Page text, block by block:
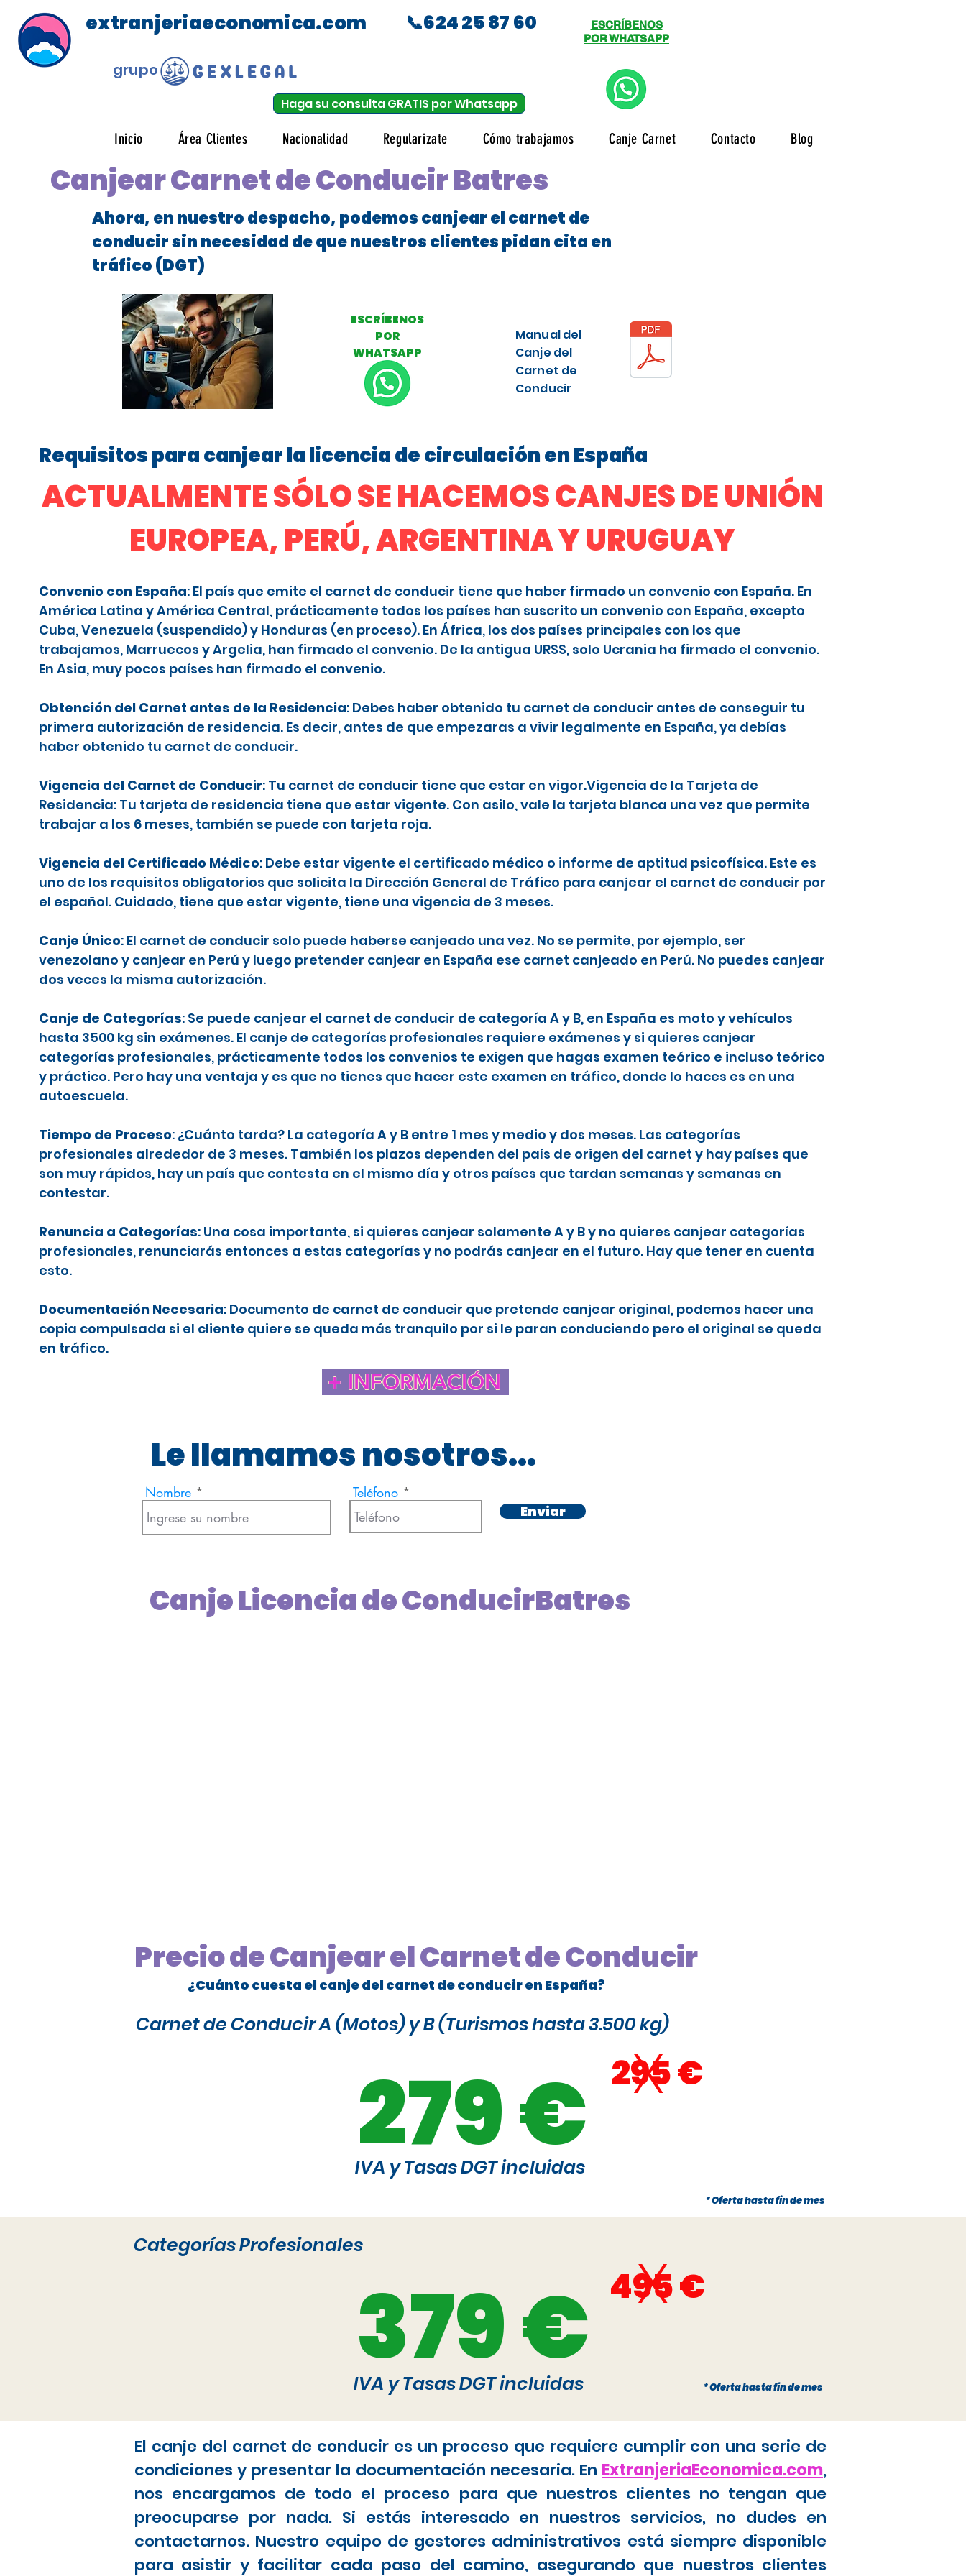
extranjeriaeconomica.com
grupo
📞624 25 87 60
Haga su consulta GRATIS por Whatsapp
ESCRÍBENOS
POR WHATSAPP
Inicio Área Clientes Nacionalidad Regularizate Cómo trabajamos Canje Carnet Contacto Blog
Canjear Carnet de Conducir Batres
Ahora, en nuestro despacho, podemos canjear el carnet de
conducir sin necesidad de que nuestros clientes pidan cita en
tráfico (DGT)
ESCRÍBENOS
POR
WHATSAPP
Manual del
Canje del
Carnet de
Conducir
Requisitos para canjear la licencia de circulación en España
ACTUALMENTE SÓLO SE HACEMOS CANJES DE UNIÓN
EUROPEA, PERÚ, ARGENTINA Y URUGUAY
Convenio con España: El país que emite el carnet de conducir tiene que haber firmado un convenio con España. En
América Latina y América Central, prácticamente todos los países han suscrito un convenio con España, excepto
Cuba, Venezuela (suspendido) y Honduras (en proceso). En África, los dos países principales con los que
trabajamos, Marruecos y Argelia, han firmado el convenio. De la antigua URSS, solo Ucrania ha firmado el convenio.
En Asia, muy pocos países han firmado el convenio.
Obtención del Carnet antes de la Residencia: Debes haber obtenido tu carnet de conducir antes de conseguir tu
primera autorización de residencia. Es decir, antes de que empezaras a vivir legalmente en España, ya debías
haber obtenido tu carnet de conducir.
Vigencia del Carnet de Conducir: Tu carnet de conducir tiene que estar en vigor.Vigencia de la Tarjeta de
Residencia: Tu tarjeta de residencia tiene que estar vigente. Con asilo, vale la tarjeta blanca una vez que permite
trabajar a los 6 meses, también se puede con tarjeta roja.
Vigencia del Certificado Médico: Debe estar vigente el certificado médico o informe de aptitud psicofísica. Este es
uno de los requisitos obligatorios que solicita la Dirección General de Tráfico para canjear el carnet de conducir por
el español. Cuidado, tiene que estar vigente, tiene una vigencia de 3 meses.
Canje Único: El carnet de conducir solo puede haberse canjeado una vez. No se permite, por ejemplo, ser
venezolano y canjear en Perú y luego pretender canjear en España ese carnet canjeado en Perú. No puedes canjear
dos veces la misma autorización.
Canje de Categorías: Se puede canjear el carnet de conducir de categoría A y B, en España es moto y vehículos
hasta 3500 kg sin exámenes. El canje de categorías profesionales requiere exámenes y si quieres canjear
categorías profesionales, prácticamente todos los convenios te exigen que hagas examen teórico e incluso teórico
y práctico. Pero hay una ventaja y es que no tienes que hacer este examen en tráfico, donde lo haces es en una
autoescuela.
Tiempo de Proceso: ¿Cuánto tarda? La categoría A y B entre 1 mes y medio y dos meses. Las categorías
profesionales alrededor de 3 meses. También los plazos dependen del país de origen del carnet y hay países que
son muy rápidos, hay un país que contesta en el mismo día y otros países que tardan semanas y semanas en
contestar.
Renuncia a Categorías: Una cosa importante, si quieres canjear solamente A y B y no quieres canjear categorías
profesionales, renunciarás entonces a estas categorías y no podrás canjear en el futuro. Hay que tener en cuenta
esto.
Documentación Necesaria: Documento de carnet de conducir que pretende canjear original, podemos hacer una
copia compulsada si el cliente quiere se queda más tranquilo por si le paran conduciendo pero el original se queda
en tráfico.
+ INFORMACIÓN
Le llamamos nosotros...
Nombre Teléfono
Enviar
Canje Licencia de ConducirBatres
Precio de Canjear el Carnet de Conducir
¿Cuánto cuesta el canje del carnet de conducir en España?
Carnet de Conducir A (Motos) y B (Turismos hasta 3.500 kg)
279 € 295 €
x
IVA y Tasas DGT incluidas
* Oferta hasta fin de mes
* Oferta hasta fin de mes
Categorías Profesionales
379 € 495 €
x
IVA y Tasas DGT incluidas
El canje del carnet de conducir es un proceso que requiere cumplir con una serie de
condiciones y presentar la documentación necesaria. En ExtranjeriaEconomica.com,
nos encargamos de todo el proceso para que nuestros clientes no tengan que
preocuparse por nada. Si estás interesado en nuestros servicios, no dudes en
contactarnos. Nuestro equipo de gestores administrativos está siempre disponible
para asistir y facilitar cada paso del camino, asegurando que nuestros clientes